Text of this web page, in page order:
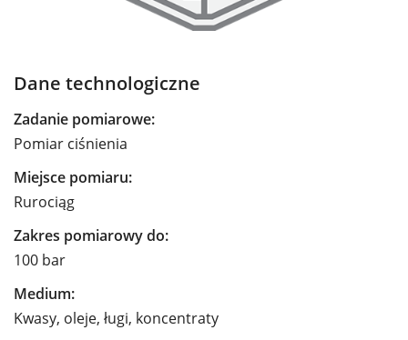
Dane technologiczne
Zadanie pomiarowe:
Pomiar ciśnienia
Miejsce pomiaru:
Rurociąg
Zakres pomiarowy do:
100 bar
Medium:
Kwasy, oleje, ługi, koncentraty